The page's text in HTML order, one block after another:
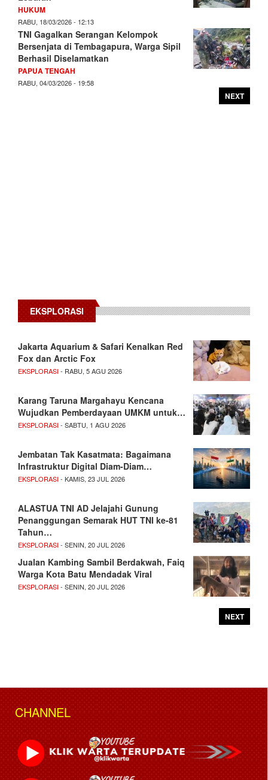
HUKUM
RABU, 18/03/2026 - 12:13
TNI Gagalkan Serangan Kelompok
Bersenjata di Tembagapura, Warga Sipil
Berhasil Diselamatkan
PAPUA TENGAH
RABU, 04/03/2026 - 19:58
NEXT
EKSPLORASI
Jakarta Aquarium & Safari Kenalkan Red
Fox dan Arctic Fox
EKSPLORASI- RABU, 5 AGU 2026
Karang Taruna Margahayu Kencana
Wujudkan Pemberdayaan UMKM untuk…
EKSPLORASI- SABTU, 1 AGU 2026
Jembatan Tak Kasatmata: Bagaimana
Infrastruktur Digital Diam-Diam…
EKSPLORASI- KAMIS, 23 JUL 2026
ALASTUA TNI AD Jelajahi Gunung
Penanggungan Semarak HUT TNI ke-81
Tahun…
EKSPLORASI- SENIN, 20 JUL 2026
Jualan Kambing Sambil Berdakwah, Faiq
Warga Kota Batu Mendadak Viral
EKSPLORASI- SENIN, 20 JUL 2026
NEXT
CHANNEL